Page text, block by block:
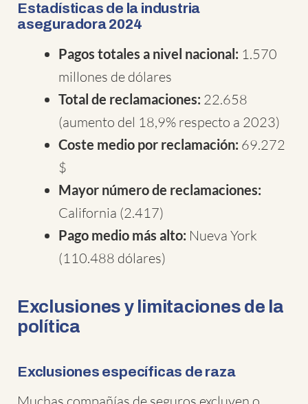
Estadísticas de la industria
aseguradora 2024
Pagos totales a nivel nacional: 1.570
millones de dólares
Total de reclamaciones: 22.658
(aumento del 18,9% respecto a 2023)
Coste medio por reclamación: 69.272
$
Mayor número de reclamaciones:
California (2.417)
Pago medio más alto: Nueva York
(110.488 dólares)
Exclusiones y limitaciones de la
política
Exclusiones específicas de raza